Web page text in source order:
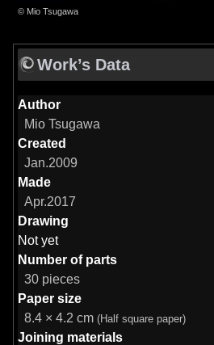
© Mio Tsugawa
Work’s Data
Author
Mio Tsugawa
Created
Jan.2009
Made
Apr.2017
Drawing
Not yet
Number of parts
30 pieces
Paper size
8.4 × 4.2 cm (Half square paper)
Joining materials